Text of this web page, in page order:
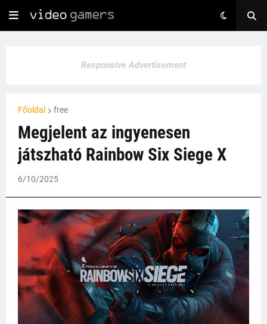
Responsive Advertisement
Főoldal free
Megjelent az ingyenesen
játszható Rainbow Six Siege X
6/10/2025